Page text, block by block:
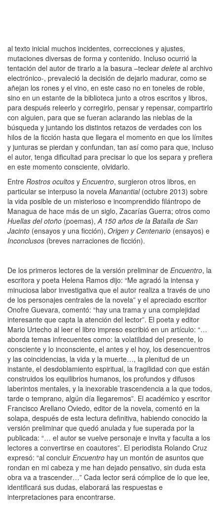
al texto inicial muchos incidentes, correcciones y ajustes,
mutaciones diversas de forma y contenido. Incluso ocurrió la
tentación del autor de tirarlo a la basura –teclear delete al archivo
electrónico-, prevaleció la decisión de dejarlo madurar, como se
añejan los rones y el vino, en este caso no en toneles de roble,
sino en un estante de la biblioteca junto a otros escritos y libros,
para después releerlo y corregirlo, pensar y repensar, compartirlo
con alguien, para que se fueran aclarando las nieblas de la
búsqueda y juntando los distintos retazos de verdades con los
hilos de la ficción hasta que llegara el momento en que los límites
y junturas se pierdan y confundan, tan así como para que, incluso
el autor, tenga dificultad para precisar lo que los separa y prefiera
en este momento consciente, olvidarlo.
Entre Rostros ocultos y Encuentro, surgieron otros libros, en
particular se interpuso la novela Manantial(octubre 2013) sobre
la vida posible de un misterioso e incomprendido filántropo de
Managua de hace más de un siglo, Zacarías Guerra; otros como
Huellas del otoño (poemas),A 150 años de la Batalla de San
Jacinto (ensayos y una ficción), Origen y Centenario (ensayos) e
Inconclusos (breves narraciones de ficción).
De los primeros lectores de la versión preliminar de Encuentro, la
escritora y poeta Helena Ramos dijo: “Me agradó la intensa y
minuciosa labor investigativa que el autor realiza a través de uno
de los personajes centrales de la novela” y el apreciado escritor
Onofre Guevara, comentó: “hay una trama y una complejidad
interesante que capta la atención del lector”. El poeta y editor
Mario Urtecho al leer el libro impreso escribió en un artículo: “…
aborda temas infrecuentes como: la volatilidad del presente, lo
consciente y lo inconsciente, el antes y el hoy, los desencuentros
y las coincidencias, la vida y la muerte…, la plenitud de un
instante, el desdoblamiento espiritual, la fragilidad con que están
construidos los equilibrios humanos, los profundos y difusos
laberintos mentales, y la inexorable trascendencia a la que todos,
tarde o temprano, algún día llegaremos”. El académico y escritor
Francisco Arellano Oviedo, editor de la novela, comentó en la
solapa, después de esta lectura definitiva, habiendo conocido la
versión preliminar que quedó anulada y fue superada por la
publicada: “… el autor se vuelve personaje e invita y faculta a los
lectores a convertirse en coautores”. El periodista Rolando Cruz
expresó: “al concluir Encuentro hay un montón de asuntos que
rondan en mi cabeza y me han dejado pensativo, sin duda esta
obra va a trascender…” Cada lector será cómplice de lo que lee,
identificará sus dudas, elaborará las respuestas e
interpretaciones para encontrarse.